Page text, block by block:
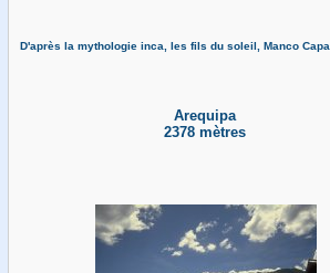
D'après la mythologie inca, les fils du soleil, Manco
Arequipa
2378 mètres